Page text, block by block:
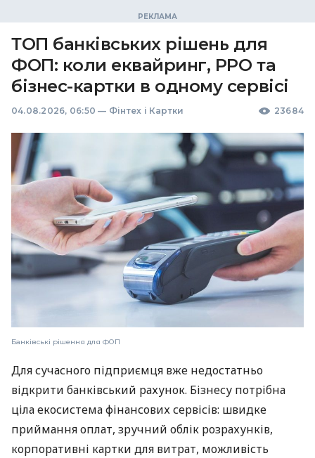
ТОП банківських рішень для
ФОП: коли еквайринг, РРО та
бізнес-картки в одному сервісі
04.08.2026, 06:50 — Фінтех і Картки 23684
Банківські рішення для ФОП
Для сучасного підприємця вже недостатньо
відкрити банківський рахунок. Бізнесу потрібна
ціла екосистема фінансових сервісів: швидке
приймання оплат, зручний облік розрахунків,
корпоративні картки для витрат, можливість